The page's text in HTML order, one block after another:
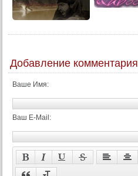
Добавление комментария
Ваше Имя:
Ваш E-Mail: